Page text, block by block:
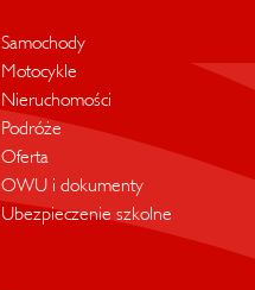
Samochody
Motocykle
Nieruchomości
Podróże
Oferta
OWU i dokumenty
Ubezpieczenie szkolne